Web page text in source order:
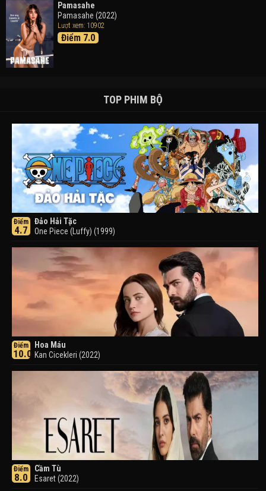
Pamasahe
Pamasahe (2022)
Lượt xem: 10902
Điểm 7.0
TOP PHIM BỘ
Điểm
4.7
Đảo Hải Tặc
One Piece (Luffy) (1999)
Điểm
10.0
Hoa Máu
Kan Cicekleri (2022)
Điểm
8.0
Cầm Tù
Esaret (2022)